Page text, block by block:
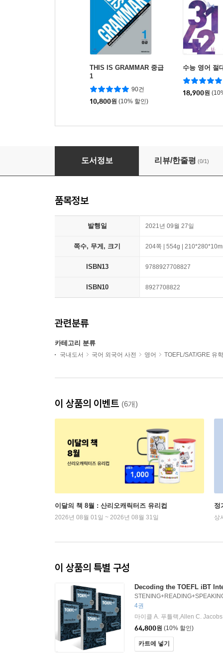
THIS IS GRAMMAR 중급
1
90건
10,800원 (10% 할인)
수능 영어 절
18,900원
Decoding the TOEFL iBT SPEAKING
도서정보 리뷰/한줄평 (0/1)
품목정보
발행일 2021년 09월 27일
쪽수, 무게, 크기 204쪽 | 554g |
ISBN13 9788927708827
ISBN10 8927708822
관련분류
카테고리 분류
국내도서 국어 외국어 사전 영어 TOEFL/SAT/GRE 유
이 상품의 이벤트 (6개)
이달의 책 8월 : 산리오캐릭터즈 유리컵
2026년 08월 01일 ~ 2026년 08월 31일
정
상
이 상품의 특별 구성
Decoding the TOEFL iBT
4권
64,800원 (10% 할인)
카트에 넣기